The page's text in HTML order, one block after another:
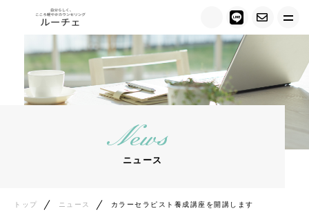
トップ
ルーチェについて
キャンペーン情報
カウンセラー紹介
News
ニュース
トップ ニュース カラーセラピスト養成講座を開講します